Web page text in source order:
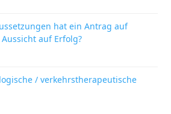
hat ein Antrag auf
auf Erfolg?
/ verkehrstherapeutische